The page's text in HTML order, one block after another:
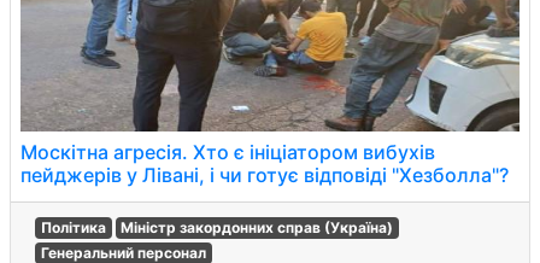
Москітна агресія. Хто є ініціатором вибухів
пейджерів у Лівані, і чи готує відповіді "Хезболла"?
Політика
Міністр закордонних справ (Україна)
Генеральний персонал